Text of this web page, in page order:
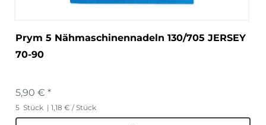
Prym 5 Nähmaschinennadeln 130/705 JERSEY
70-90
5,90 € *
5 Stück | 1,18 € / Stück